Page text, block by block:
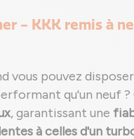
- KKK remis à
vous pouvez
qu'un neuf
, garantissant une
à celles d'un